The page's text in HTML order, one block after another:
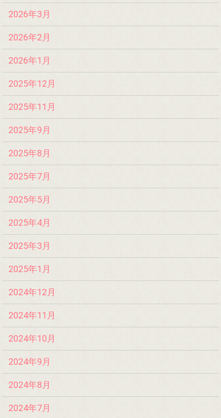
2026年3月
2026年2月
2026年1月
2025年12月
2025年11月
2025年9月
2025年8月
2025年7月
2025年5月
2025年4月
2025年3月
2025年1月
2024年12月
2024年11月
2024年10月
2024年9月
2024年8月
2024年7月